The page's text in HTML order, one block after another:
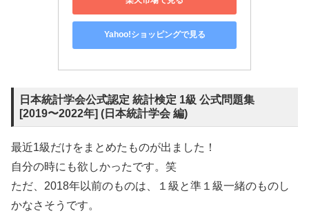
Yahoo!ショッピングで見る
日本統計学会公式認定 統計検定 1級 公式問題集
[2019〜2022年] (日本統計学会 編)
最近1級だけをまとめたものが出ました！
自分の時にも欲しかったです。笑
ただ、2018年以前のものは、１級と準１級一緒のものし
かなさそうです。